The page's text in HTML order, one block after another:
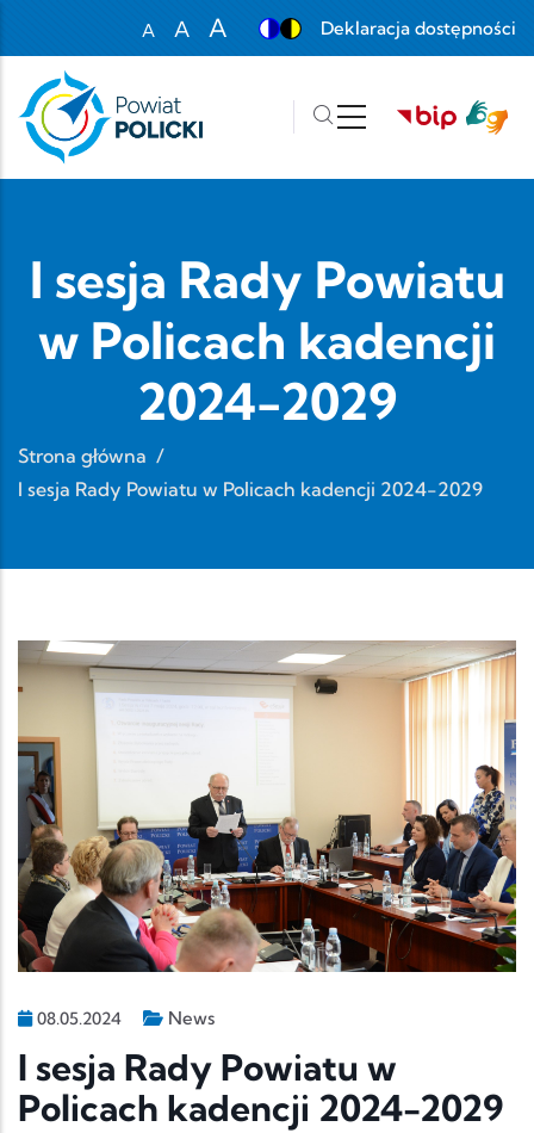
A
Set font size to 100%
A
A
Deklaracja dostępności
I sesja Rady Powiatu
w Policach kadencji
2024-2029
Strona główna /
I sesja Rady Powiatu w Policach kadencji 2024-2029
08.05.2024 News
I sesja Rady Powiatu w
Policach kadencji 2024-2029